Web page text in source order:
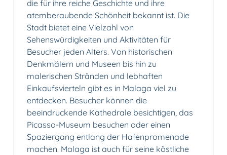
die für ihre reiche Geschichte und ihre
atemberaubende Schönheit bekannt ist. Die
Stadt bietet eine Vielzahl von
Sehenswürdigkeiten und Aktivitäten für
Besucher jeden Alters. Von historischen
Denkmälern und Museen bis hin zu
malerischen Stränden und lebhaften
Einkaufsvierteln gibt es in Malaga viel zu
entdecken. Besucher können die
beeindruckende Kathedrale besichtigen, das
Picasso-Museum besuchen oder einen
Spaziergang entlang der Hafenpromenade
machen. Malaga ist auch für seine köstliche